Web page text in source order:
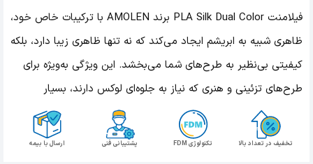
فیلامنت PLA Silk Dual Color برند AMOLEN با ترکیبات خاص خود،
ظاهری شبیه به ابریشم ایجاد می‌کند که نه تنها ظاهری زیبا دارد، بلکه
کیفیتی بی‌نظیر به طرح‌های شما می‌بخشد. این ویژگی به‌ویژه برای
طرح‌های تزئینی و هنری که نیاز به جلوه‌ای لوکس دارند، بسیار
مناسب است.
ارسال با بیمه پشتیبانی فنی تکنولوژی FDM تخفیف در تعداد بالا